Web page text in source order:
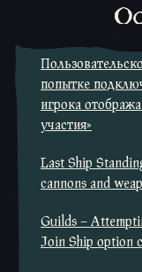
попытке
игрока
участия»
Last Ship
cannons and
Guilds –
Join Ship option